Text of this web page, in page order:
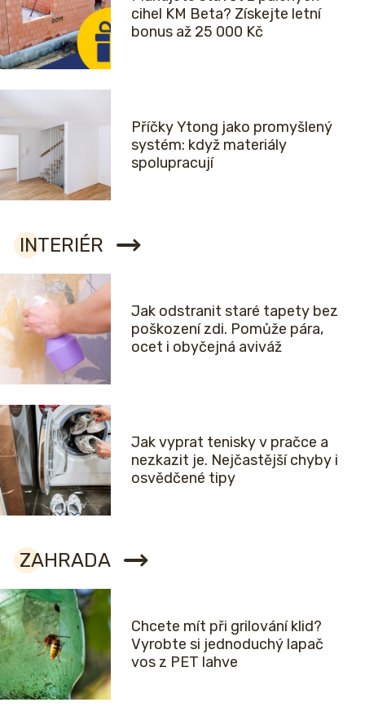
cihel KM Beta? Získejte letní
bonus až 25 000 Kč
Příčky Ytong jako promyšlený
systém: když materiály
spolupracují
INTERIÉR
Jak odstranit staré tapety bez
poškození zdi. Pomůže pára,
ocet i obyčejná aviváž
Jak vyprat tenisky v pračce a
nezkazit je. Nejčastější chyby i
osvědčené tipy
ZAHRADA
Chcete mít při grilování klid?
Vyrobte si jednoduchý lapač
vos z PET lahve